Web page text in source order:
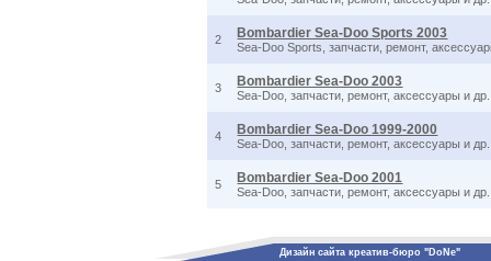
2 Bombardier Sea-Doo Sports 2003
Sea-Doo Sports, запчасти, ремонт,
3 Bombardier Sea-Doo 2003
Sea-Doo, запчасти, ремонт, аксессуары и др.
4 Bombardier Sea-Doo 1999-2000
Sea-Doo, запчасти, ремонт, аксессуары и др.
5 Bombardier Sea-Doo 2001
Sea-Doo, запчасти, ремонт, аксессуары и др.
Дизайн сайта креатив-бюро "DoNe"